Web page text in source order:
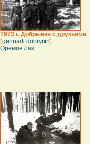
1973 г. Добрынин с друзьями
(gennadi dobrynin)
Оремов Лаз